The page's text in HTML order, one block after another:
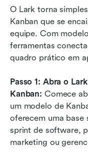
O Lark torna
Kanban que se
equipe. Com
ferramentas
quadro prático em
Passo 1: Abra o
Kanban: Comece
um modelo de
oferecem uma base
sprint de software,
marketing ou